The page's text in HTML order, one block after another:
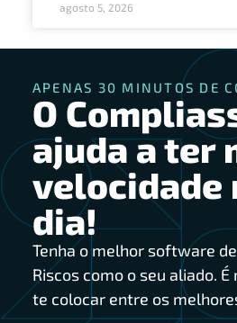
agosto 5, 2026
APENAS 30 MINUTOS DE
O
ajuda a ter
velocidade
dia!
Tenha o melhor software
Riscos como o seu aliado.
te colocar entre os